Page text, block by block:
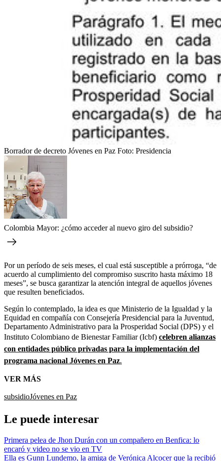
Borrador de decreto Jóvenes en Paz Foto: Presidencia
Colombia Mayor: ¿cómo acceder al nuevo giro del subsidio?
Por un período de seis meses, el cual está susceptible a prórroga, “de
acuerdo al cumplimiento del compromiso suscrito hasta máximo 18
meses”, se busca garantizar la atención integral de aquellos jóvenes
que resulten beneficiados.
Según lo contemplado, la idea es que Ministerio de la Igualdad y la
Equidad en compañía con Consejería Presidencial para la Juventud,
Departamento Administrativo para la Prosperidad Social (DPS) y el
Instituto Colombiano de Bienestar Familiar (Icbf) celebren alianzas
con entidades público privadas para la implementación del
programa nacional Jóvenes en Paz.
VER MÁS
subsidioJóvenes en Paz
Le puede interesar
Primera pelea de Jhon Durán con un compañero en Benfica: lo
encaró y video no se vio en TV
Ella es Gunn Lundemo, la amiga de Verónica Alcocer que la recibió